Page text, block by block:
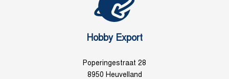
Hobby Export
Poperingestraat 28
8950 Heuvelland